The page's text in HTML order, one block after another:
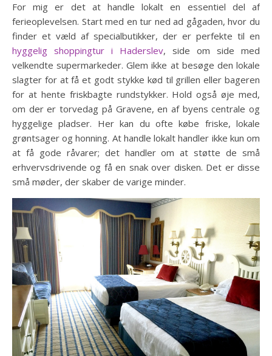
For mig er det at handle lokalt en essentiel del af
ferieoplevelsen. Start med en tur ned ad gågaden, hvor du
finder et væld af specialbutikker, der er perfekte til en
hyggelig shoppingtur i Haderslev, side om side med
velkendte supermarkeder. Glem ikke at besøge den lokale
slagter for at få et godt stykke kød til grillen eller bageren
for at hente friskbagte rundstykker. Hold også øje med,
om der er torvedag på Gravene, en af byens centrale og
hyggelige pladser. Her kan du ofte købe friske, lokale
grøntsager og honning. At handle lokalt handler ikke kun om
at få gode råvarer; det handler om at støtte de små
erhvervsdrivende og få en snak over disken. Det er disse
små møder, der skaber de varige minder.